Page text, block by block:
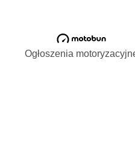
Ogłoszenia